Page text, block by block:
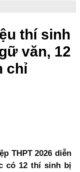
thí sinh
văn, 12
chỉ
THPT 2026 diễn
có 12 thí sinh bị